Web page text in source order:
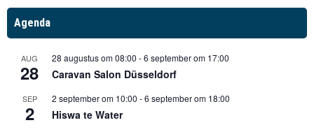
Agenda
AUG
28
28 augustus om 08:00 -6 september om 17:00
Caravan Salon Düsseldorf
SEP
2
2 september om 10:00 -6 september om 18:00
Hiswa te Water